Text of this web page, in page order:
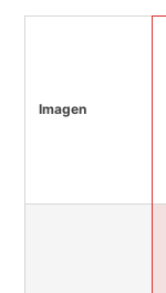
Imagen